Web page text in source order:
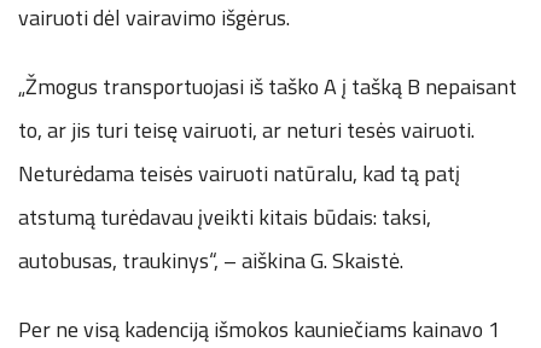
vairuoti dėl vairavimo išgėrus.
„Žmogus transportuojasi iš taško A į tašką B nepaisant
to, ar jis turi teisę vairuoti, ar neturi tesės vairuoti.
Neturėdama teisės vairuoti natūralu, kad tą patį
atstumą turėdavau įveikti kitais būdais: taksi,
autobusas, traukinys“, – aiškina G. Skaistė.
Per ne visą kadenciją išmokos kauniečiams kainavo 1